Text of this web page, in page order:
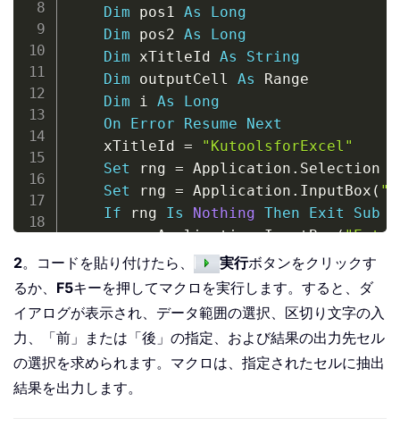
Dim pos1 As
Long
Dim pos2 As
Long
Dim xTitleId As
String
Dim outputCell As Range
Dim i As
Long
On
Error Resume
Next
    xTitleId
=
"KutoolsforExcel"
Set rng = Application . Selection
Set rng = Application . InputBox (
If rng Is Nothing Then Exit
Sub
    sep
= Application.InputBox(
If sep = "" Then Exit Sub
    direction
Application. InputBox
Exit
Sub
Set outputCell = Application .
If outputCell Is Nothing Then
    Application
.ScreenUpdating =
    i
=
2。コードを貼り付けたら、 実行ボタンをクリックす
るか、 F5キーを押してマクロを実行します。すると、ダ
イアログが表示され、データ範囲の選択、区切り文字の入
力、「前」または「後」の指定、および結果の出力先セル
の選択を求められます。マクロは、指定されたセルに抽出
結果を出力します。